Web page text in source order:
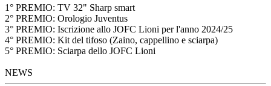
1° PREMIO: TV 32" Sharp smart
2° PREMIO: Orologio Juventus
3° PREMIO: Iscrizione allo JOFC Lioni per l'anno 2024/25
4° PREMIO: Kit del tifoso (Zaino, cappellino e sciarpa)
5° PREMIO: Sciarpa dello JOFC Lioni
NEWS